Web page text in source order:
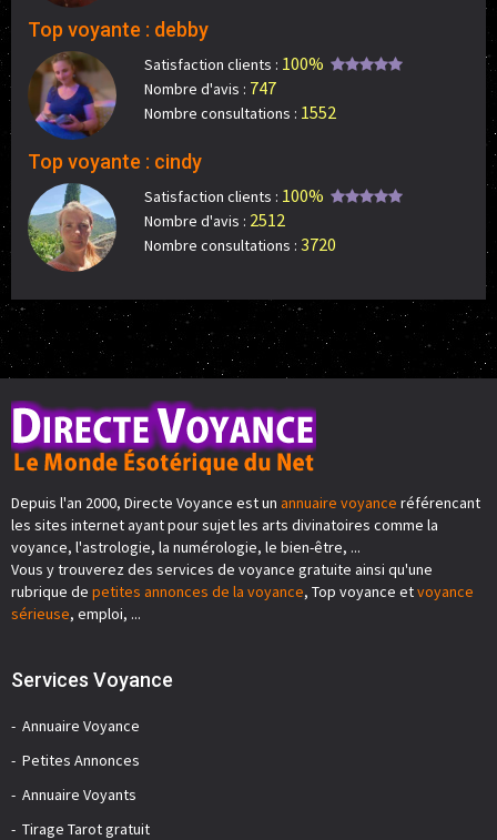
Top voyante : debby
Satisfaction clients : 100%
Nombre d'avis : 747
Nombre consultations : 1552
Top voyante : cindy
Satisfaction clients : 100%
Nombre d'avis : 2512
Nombre consultations : 3720
Depuis l'an 2000, Directe Voyance est un annuaire voyance référencant
les sites internet ayant pour sujet les arts divinatoires comme la
voyance, l'astrologie, la numérologie, le bien-être, ...
Vous y trouverez des services de voyance gratuite ainsi qu'une
rubrique de petites annonces de la voyance, Top voyance etvoyance
sérieuse, emploi, ...
Services Voyance
Annuaire Voyance
Petites Annonces
Annuaire Voyants
Tirage Tarot gratuit